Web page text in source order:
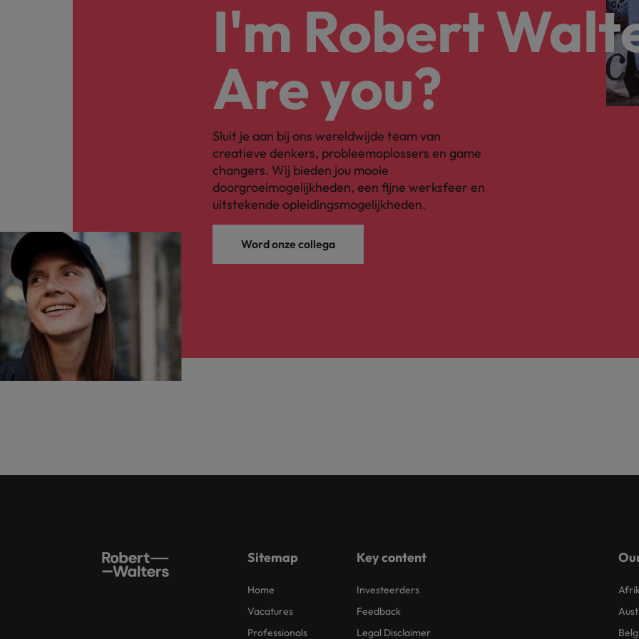
I'm Robert
Are you?
Sluit je aan bij ons wereldwijde team van
creatieve denkers, probleemoplossers en game
changers. Wij bieden jou mooie
doorgroeimogelijkheden, een fijne werksfeer en
uitstekende opleidingsmogelijkheden.
Word onze collega
Sitemap
Home
Vacatures
Professionals
Key content
Investeerders
Feedback
Legal Disclaimer